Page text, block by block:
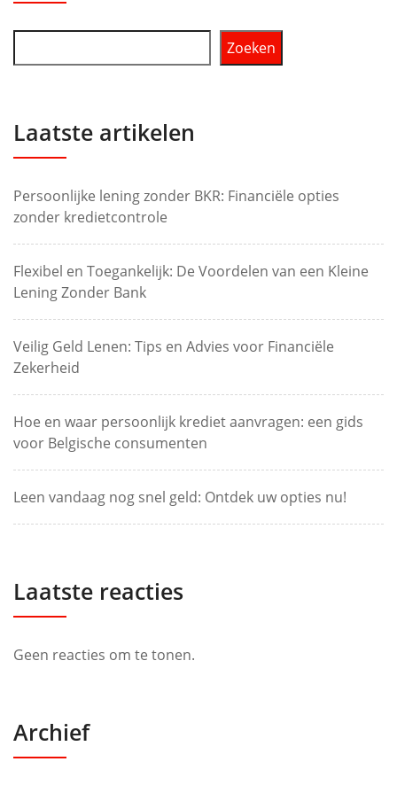
Zoeken
Laatste artikelen
Persoonlijke lening zonder BKR: Financiële opties
zonder kredietcontrole
Flexibel en Toegankelijk: De Voordelen van een Kleine
Lening Zonder Bank
Veilig Geld Lenen: Tips en Advies voor Financiële
Zekerheid
Hoe en waar persoonlijk krediet aanvragen: een gids
voor Belgische consumenten
Leen vandaag nog snel geld: Ontdek uw opties nu!
Laatste reacties
Geen reacties om te tonen.
Archief